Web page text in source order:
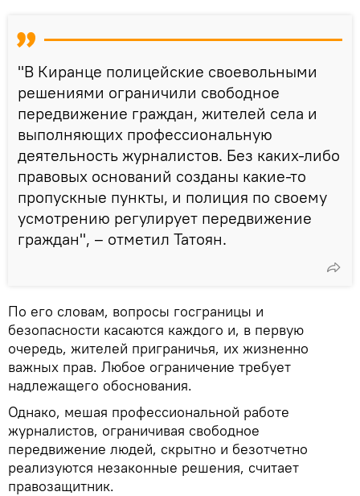
"В Киранце полицейские своевольными
решениями ограничили свободное
передвижение граждан, жителей села и
выполняющих профессиональную
деятельность журналистов. Без каких-либо
правовых оснований созданы какие-то
пропускные пункты, и полиция по своему
усмотрению регулирует передвижение
граждан", – отметил Татоян.
По его словам, вопросы госграницы и
безопасности касаются каждого и, в первую
очередь, жителей приграничья, их жизненно
важных прав. Любое ограничение требует
надлежащего обоснования.
Однако, мешая профессиональной работе
журналистов, ограничивая свободное
передвижение людей, скрытно и безотчетно
реализуются незаконные решения, считает
правозащитник.